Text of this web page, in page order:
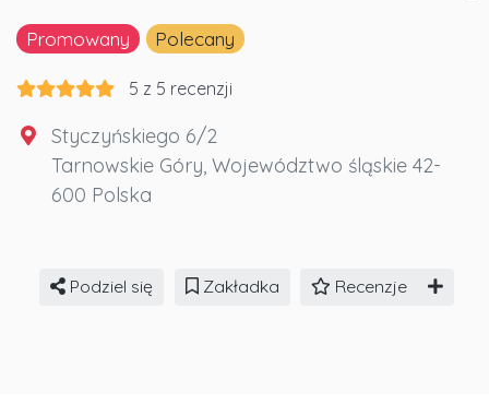
Promowany Polecany
5 z 5 recenzji
Styczyńskiego 6/2
Tarnowskie Góry, Województwo śląskie 42-
600 Polska
Podziel się Zakładka Recenzje